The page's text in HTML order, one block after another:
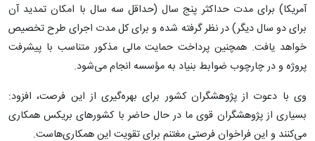
آمریکا) برای مدت حداکثر پنج سال (حداقل سه سال با امکان تمدید آن
برای دو سال دیگر) در نظر گرفته شده و برای کل مدت اجرای طرح تخصیص
خواهد یافت. همچنین پرداخت حمایت مالی مذکور متناسب با پیشرفت
پروژه و در چارچوب ضوابط بنیاد به مؤسسه انجام می‌شود.
وی با دعوت از پژوهشگران کشور برای بهره‌گیری از این فرصت، افزود:
بسیاری از پژوهشگران قوی ما در حال حاضر با کشورهای بریکس همکاری
می‌کنند و این فراخوان فرصتی مغتنم برای تقویت این همکاری‌هاست.